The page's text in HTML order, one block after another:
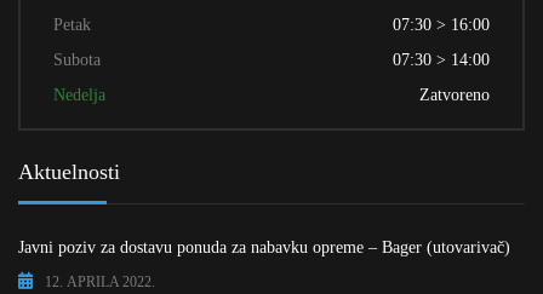
Petak
07:30 > 16:00
Subota
07:30 > 14:00
Nedelja
Zatvoreno
Aktuelnosti
Javni poziv za dostavu ponuda za nabavku opreme – Bager (utovarivač)
12. APRILA 2022.